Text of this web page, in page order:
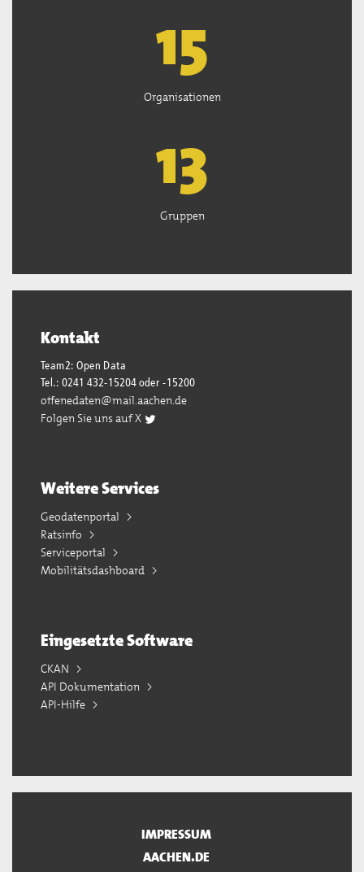
15
Organisationen
13
Gruppen
Kontakt
Team2: Open Data
Tel.: 0241 432-15204 oder -15200
offenedaten@mail.aachen.de
Folgen Sie uns auf X
Weitere Services
Geodatenportal
Ratsinfo
Serviceportal
Mobilitätsdashboard
Eingesetzte Software
CKAN
API Dokumentation
API-Hilfe
IMPRESSUM
AACHEN.DE